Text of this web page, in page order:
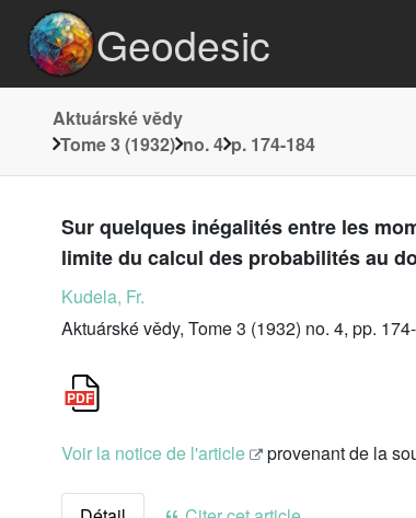
Geodesic
Aktuárské vědy
Tome 3 (1932) no. 4 p. 174-184
Sur quelques inégalités entre les
limite du calcul des probabilités au
Kudela, Fr.
Aktuárské vědy, Tome 3 (1932) no. 4, pp.
Voir la notice de l'article provenant de la